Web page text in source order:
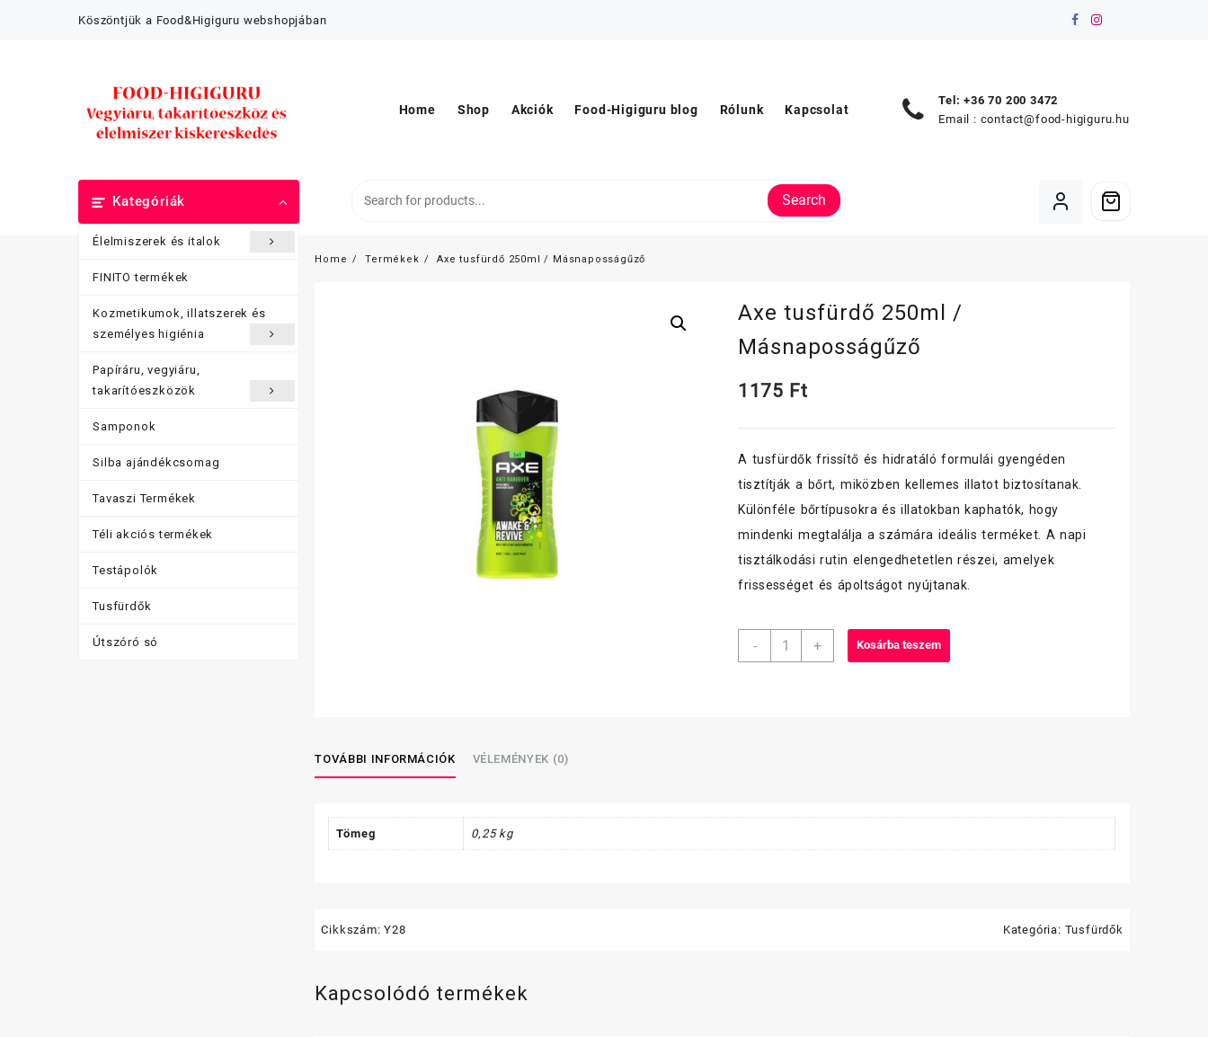
Köszöntjük a Food&Higiguru webshopjában
Home Shop Akciók Food-Higiguru blog Rólunk Kapcsolat
Tel: +36 70 200 3472
Email : contact@food-higiguru.hu
Kategóriák
Élelmiszerek és italok
FINITO termékek
Kozmetikumok, illatszerek és
személyes higiénia
Papíráru, vegyiáru,
takarítóeszközök
Samponok
Silba ajándékcsomag
Tavaszi Termékek
Téli akciós termékek
Testápolók
Tusfürdők
Útszóró só
Search
Home Termékek Axe tusfürdő 250ml / Másnaposságűző
Axe tusfürdő 250ml /
Másnaposságűző
1175 Ft
A tusfürdők frissítő és hidratáló formulái gyengéden
tisztítják a bőrt, miközben kellemes illatot biztosítanak.
Különféle bőrtípusokra és illatokban kaphatók, hogy
mindenki megtalálja a számára ideális terméket. A napi
tisztálkodási rutin elengedhetetlen részei, amelyek
frissességet és ápoltságot nyújtanak.
-
Axe
+ Kosárba teszem
TOVÁBBI INFORMÁCIÓK VÉLEMÉNYEK (0)
Tömeg 0,25 kg
Cikkszám:Y28 Kategória: Tusfürdők
Kapcsolódó termékek